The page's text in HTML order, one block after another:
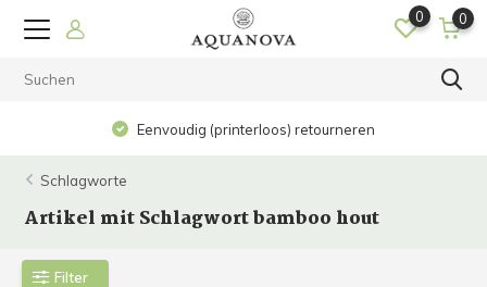
0 0
Eenvoudig (printerloos) retourneren
Schlagworte
Artikel mit Schlagwort bamboo hout
Filter